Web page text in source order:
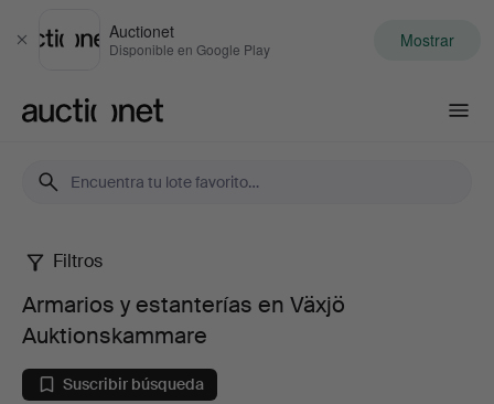
Cerrar
Auctionet
Disponible en Google Play Mostrar
Armarios
estanterías
Filtros
Armarios y estanterías en Växjö
Auktionskammare
Suscribir búsqueda